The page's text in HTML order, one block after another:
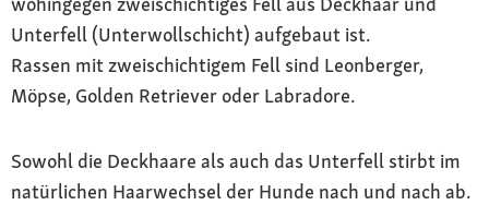
Unterfell (Unterwollschicht) aufgebaut ist.
Rassen mit zweischichtigem Fell sind Leonberger,
Möpse, Golden Retriever oder Labradore.
Sowohl die Deckhaare als auch das Unterfell stirbt im
natürlichen Haarwechsel der Hunde nach und nach ab.